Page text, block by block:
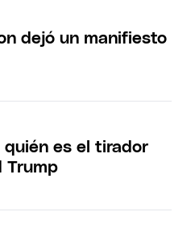
dejó un manifiesto
quién es el tirador
Trump